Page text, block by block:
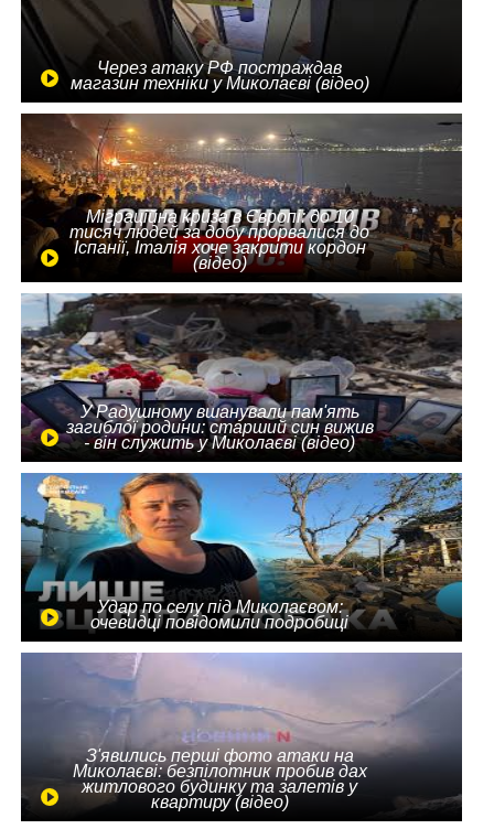
Через атаку РФ постраждав
магазин техніки у Миколаєві (відео)
Міграційна криза в Європі: до 10
тисяч людей за добу прорвалися до
Іспанії, Італія хоче закрити кордон
(відео)
У Радушному вшанували пам'ять
загиблої родини: старший син вижив
- він служить у Миколаєві (відео)
Удар по селу під Миколаєвом:
очевидці повідомили подробиці
З'явились перші фото атаки на
Миколаєві: безпілотник пробив дах
житлового будинку та залетів у
квартиру (відео)